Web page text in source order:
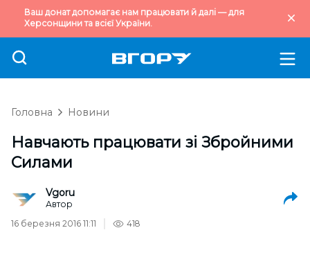
Ваш донат допомагає нам працювати й далі — для
Херсонщини та всієї України.
Головна Новини
Навчають працювати зі Збройними
Силами
Vgoru
Автор
16 березня 2016 11:11
418